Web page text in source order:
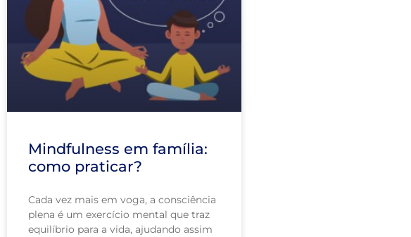
Mindfulness em família:
como praticar?
Cada vez mais em voga, a consciência
plena é um exercício mental que traz
equilíbrio para a vida, ajudando assim